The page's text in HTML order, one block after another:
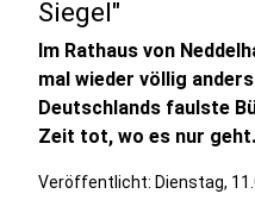
Siegel"
Im Rathaus von
mal wieder völlig
Deutschlands faulste
Zeit tot, wo es nur geht.
Veröffentlicht: Dienstag,